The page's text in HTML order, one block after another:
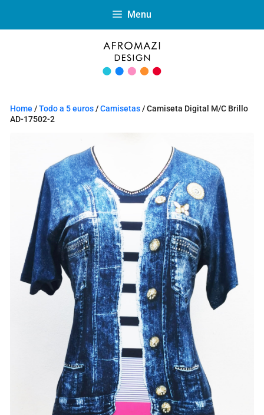
Menu
Home /Todo a 5 euros/Camisetas/ Camiseta Digital M/C Brillo
AD-17502-2